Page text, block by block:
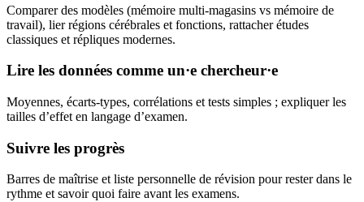
Comparer des modèles (mémoire multi-magasins vs mémoire de
travail), lier régions cérébrales et fonctions, rattacher études
classiques et répliques modernes.
Lire les données comme un·e chercheur·e
Moyennes, écarts-types, corrélations et tests simples ; expliquer les
tailles d’effet en langage d’examen.
Suivre les progrès
Barres de maîtrise et liste personnelle de révision pour rester dans le
rythme et savoir quoi faire avant les examens.